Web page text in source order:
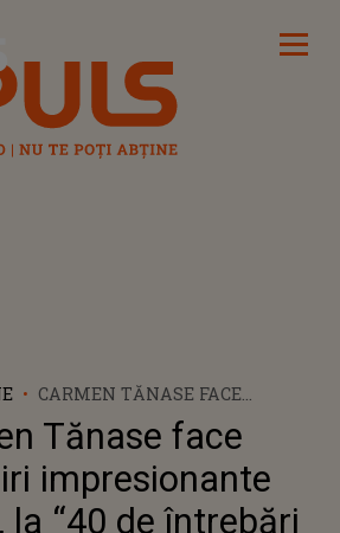
CARMEN TĂNASE FACE
DEZVĂLUIRI IMPRESIONANTE
DUMINICĂ, LA “40 DE
ÎNTREBĂRI CU DENISE RIFAI”!
Tănase face
impresionante
la “40 de întrebări